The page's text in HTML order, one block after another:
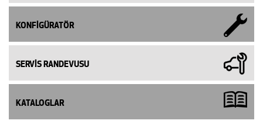
KONFİGÜRATÖR
SERVİS RANDEVUSU
KATALOGLAR